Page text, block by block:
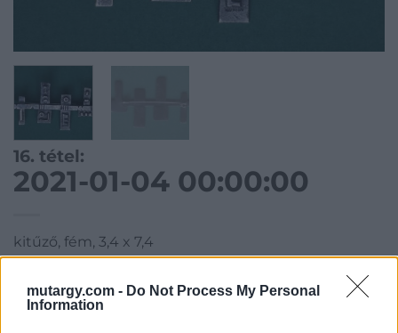
mutargy.com - Do Not Process My Personal
Information
16. tétel:
2021-01-04 00:00:00
kitűző, fém, 3,4 x 7,4
Kategória:
Ékszer, drágakő
Kikiáltási ár:10 000